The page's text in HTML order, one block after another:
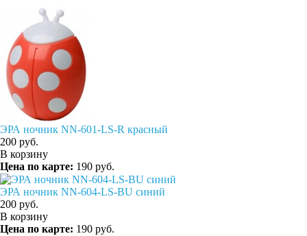
ЭРА ночник NN-601-LS-R красный
200 руб.
В корзину
Цена по карте: 190 руб.
ЭРА ночник NN-604-LS-BU синий
200 руб.
В корзину
Цена по карте: 190 руб.